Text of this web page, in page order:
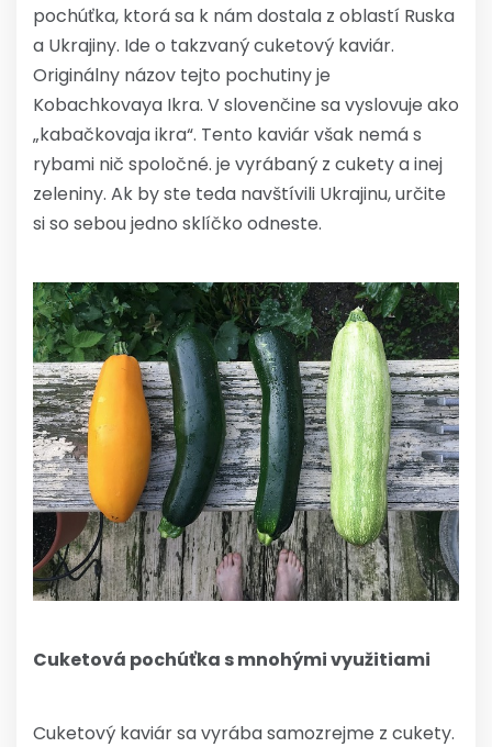
pochúťka, ktorá sa k nám dostala z oblastí Ruska
a Ukrajiny. Ide o takzvaný cuketový kaviár.
Originálny názov tejto pochutiny je
Kobachkovaya Ikra. V slovenčine sa vyslovuje ako
„kabačkovaja ikra“. Tento kaviár však nemá s
rybami nič spoločné. je vyrábaný z cukety a inej
zeleniny. Ak by ste teda navštívili Ukrajinu, určite
si so sebou jedno sklíčko odneste.
Cuketová pochúťka s mnohými využitiami
Cuketový kaviár sa vyrába samozrejme z cukety.